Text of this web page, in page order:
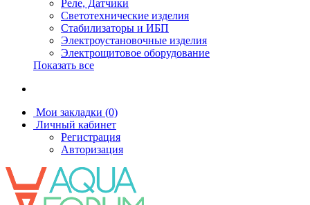
Реле, Датчики
Светотехнические изделия
Стабилизаторы и ИБП
Электроустановочные изделия
Электрощитовое оборудование
Показать все
Мои закладки (0)
Личный кабинет
Регистрация
Авторизация